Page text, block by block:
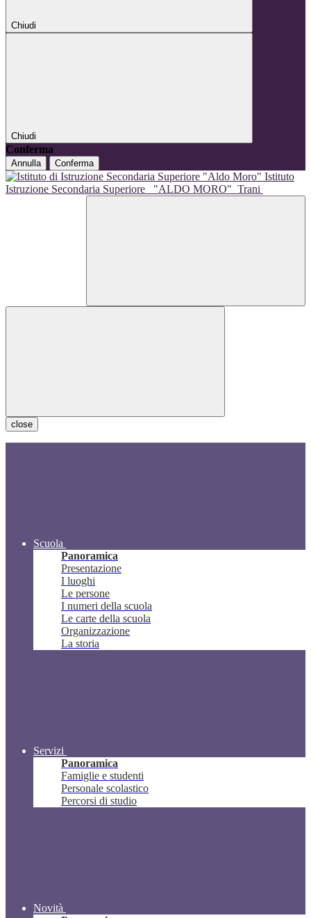
Chiudi
Chiudi
Conferma
Annulla Conferma
Istituto
Istruzione Secondaria Superiore
"ALDO MORO" Trani
close
Scuola
Panoramica
Presentazione
I luoghi
Le persone
I numeri della scuola
Le carte della scuola
Organizzazione
La storia
Servizi
Panoramica
Famiglie e studenti
Personale scolastico
Percorsi di studio
Novità